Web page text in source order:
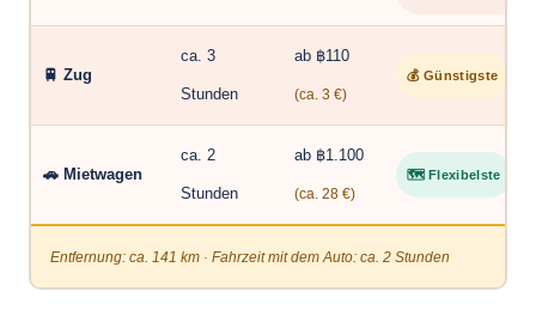
🚆 Zug
ca. 3
Stunden
ab ฿110
(ca. 3 €)
💰 Günstigste
🚗 Mietwagen
ca. 2
Stunden
ab ฿1.100
(ca. 28 €)
🗺 Flexibelste
Entfernung: ca. 141 km · Fahrzeit mit dem Auto: ca. 2 Stunden